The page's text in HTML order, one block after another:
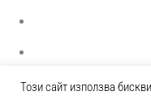
Този сайт използва